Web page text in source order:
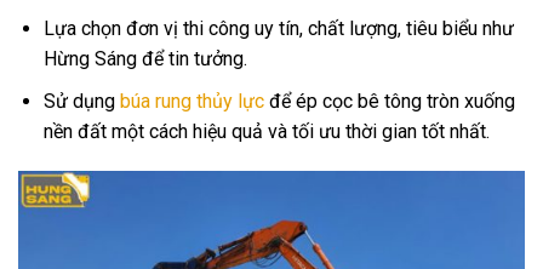
Lựa chọn đơn vị thi công uy tín, chất lượng, tiêu biểu như
Hừng Sáng để tin tưởng.
Sử dụng búa rung thủy lựcđể ép cọc bê tông tròn xuống
nền đất một cách hiệu quả và tối ưu thời gian tốt nhất.